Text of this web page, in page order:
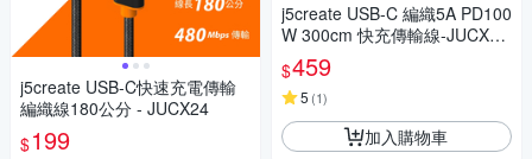
j5create USB-C快速充電傳輸
編織線180公分 - JUCX24
$199
j5create USB-C 編織5A PD100
W 300cm 快充傳輸線-JUCX25
L30
$459
5 (1)
加入購物車